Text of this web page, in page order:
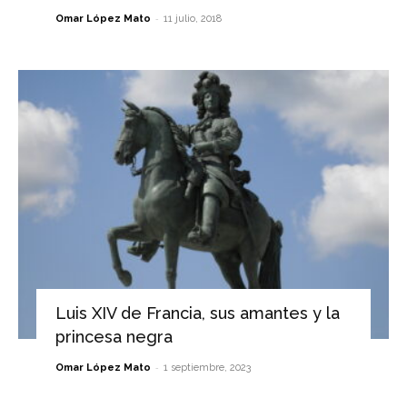
Omar López Mato - 11 julio, 2018
Luis XIV de Francia, sus amantes y la
princesa negra
Omar López Mato - 1 septiembre, 2023